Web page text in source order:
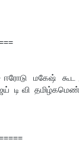
ஈரோடு மகேஷ்
டி வி